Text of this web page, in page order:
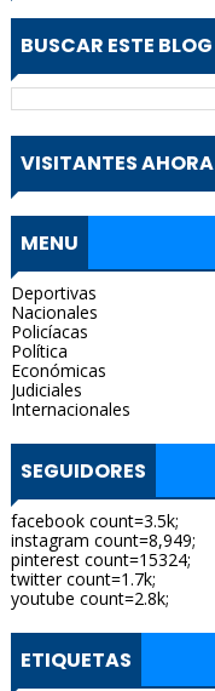
BUSCAR ESTE BLOG
VISITANTES AHORA
MENU
Deportivas
Nacionales
Policíacas
Política
Económicas
Judiciales
Internacionales
SEGUIDORES
facebook count=3.5k;
instagram count=8,949;
pinterest count=15324;
twitter count=1.7k;
youtube count=2.8k;
ETIQUETAS